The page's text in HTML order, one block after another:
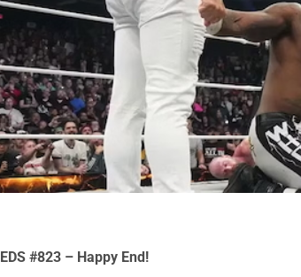
#823 – Happy End!